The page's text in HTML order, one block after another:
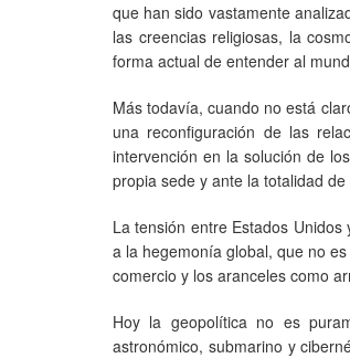
que han sido vastamente
las creencias religiosas, la
forma actual de entender al
Más todavía, cuando no está
una reconfiguración de las
intervención en la solución de
propia sede y ante la totalidad
La tensión entre Estados
a la hegemonía global, que no
comercio y los aranceles como
Hoy la geopolítica no es
astronómico, submarino y